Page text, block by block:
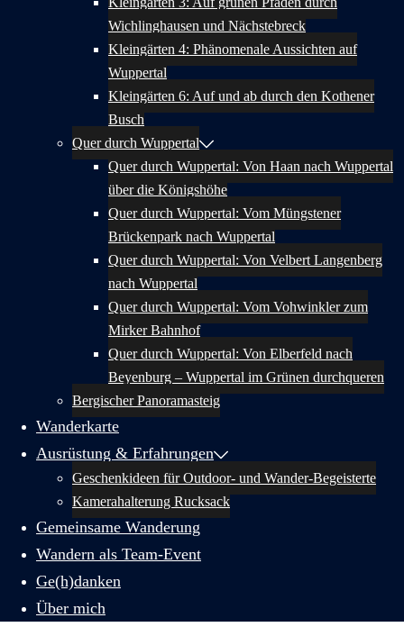
Wichlinghausen und Nächstebreck
Kleingärten 4: Phänomenale Aussichten auf
Wuppertal
Kleingärten 6: Auf und ab durch den Kothener
Busch
Quer durch Wuppertal
Quer durch Wuppertal: Von Haan nach Wuppertal
über die Königshöhe
Quer durch Wuppertal: Vom Müngstener
Brückenpark nach Wuppertal
Quer durch Wuppertal: Von Velbert Langenberg
nach Wuppertal
Quer durch Wuppertal: Vom Vohwinkler zum
Mirker Bahnhof
Quer durch Wuppertal: Von Elberfeld nach
Beyenburg – Wuppertal im Grünen durchqueren
Bergischer Panoramasteig
Wanderkarte
Ausrüstung & Erfahrungen
Geschenkideen für Outdoor- und Wander-Begeisterte
Kamerahalterung Rucksack
Gemeinsame Wanderung
Wandern als Team-Event
Ge(h)danken
Über mich